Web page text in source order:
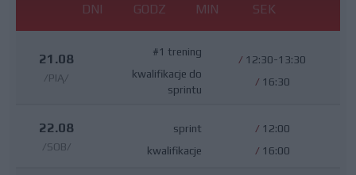
DNI GODZ MIN SEK
21.08
/PIĄ/
#1 trening
kwalifikacje do
sprintu
/ 12:30-13:30
/ 16:30
22.08
/SOB/
sprint
kwalifikacje
/ 12:00
/ 16:00